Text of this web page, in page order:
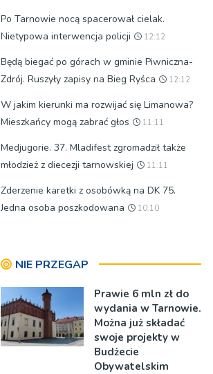
Po Tarnowie nocą spacerował cielak.
Nietypowa interwencja policji
12:12
Będą biegać po górach w gminie Piwniczna-
Zdrój. Ruszyły zapisy na Bieg Ryśca
12:12
W jakim kierunki ma rozwijać się Limanowa?
Mieszkańcy mogą zabrać głos
11:11
Medjugorie. 37. Mladifest zgromadził także
młodzież z diecezji tarnowskiej
11:11
Zderzenie karetki z osobówką na DK 75.
Jedna osoba poszkodowana
10:10
NIE PRZEGAP
Prawie 6 mln zł do
wydania w Tarnowie.
Można już składać
swoje projekty w
Budżecie
Obywatelskim